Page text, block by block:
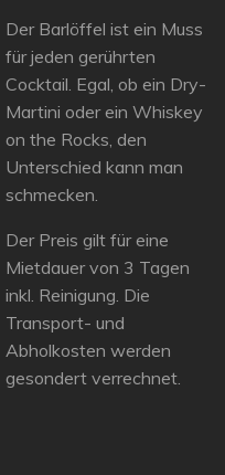
Der Barlöffel ist ein Muss
für jeden gerührten
Cocktail. Egal, ob ein Dry-
Martini oder ein Whiskey
on the Rocks, den
Unterschied kann man
schmecken.
Der Preis gilt für eine
Mietdauer von 3 Tagen
inkl. Reinigung. Die
Transport- und
Abholkosten werden
gesondert verrechnet.